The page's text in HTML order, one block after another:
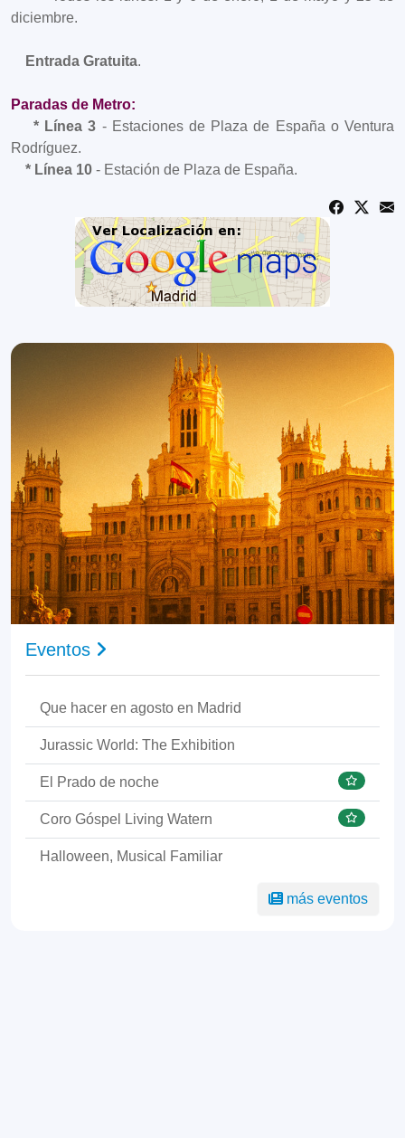
diciembre.
Entrada Gratuita.
Paradas de Metro:
* Línea 3 - Estaciones de Plaza de España o Ventura
Rodríguez.
* Línea 10 - Estación de Plaza de España.
Eventos
Que hacer en agosto en Madrid
Jurassic World: The Exhibition
El Prado de noche
Coro Góspel Living Watern
Halloween, Musical Familiar
más eventos